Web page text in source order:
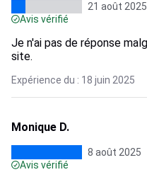
21 août 2025
Avis vérifié
Je n'ai pas de réponse
site.
Expérience du : 18 juin 2025
Monique D.
8 août 2025
Avis vérifié